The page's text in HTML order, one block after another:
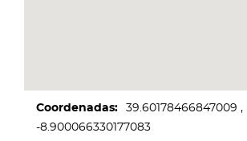
Coordenadas
39.60178466847009
-8.900066330177083